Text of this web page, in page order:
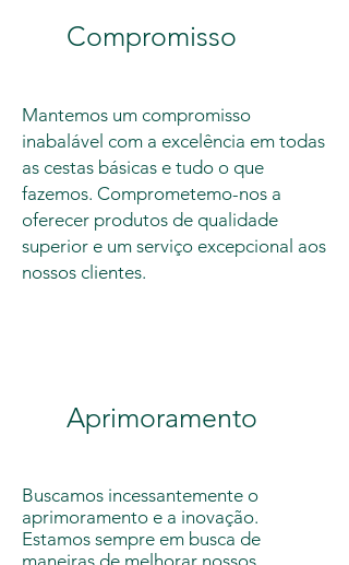
Compromisso
Mantemos um compromisso
inabalável com a excelência em todas
as cestas básicas e tudo o que
fazemos. Comprometemo-nos a
oferecer produtos de qualidade
superior e um serviço excepcional aos
nossos clientes.
Aprimoramento
Buscamos incessantemente o
aprimoramento e a inovação.
Estamos sempre em busca de
maneiras de melhorar nossos